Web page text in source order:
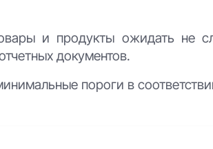
и продукты ожидать не
документов.
пороги в